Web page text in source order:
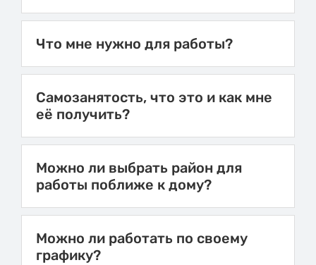
Что мне нужно для работы?
Самозанятость, что это и как мне
её получить?
Можно ли выбрать район для
работы поближе к дому?
Можно ли работать по своему
графику?